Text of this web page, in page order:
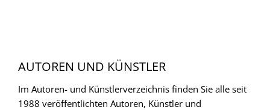
AUTOREN UND KÜNSTLER
Im Autoren- und Künstlerverzeichnis finden Sie alle seit
1988 veröffentlichten Autoren, Künstler und